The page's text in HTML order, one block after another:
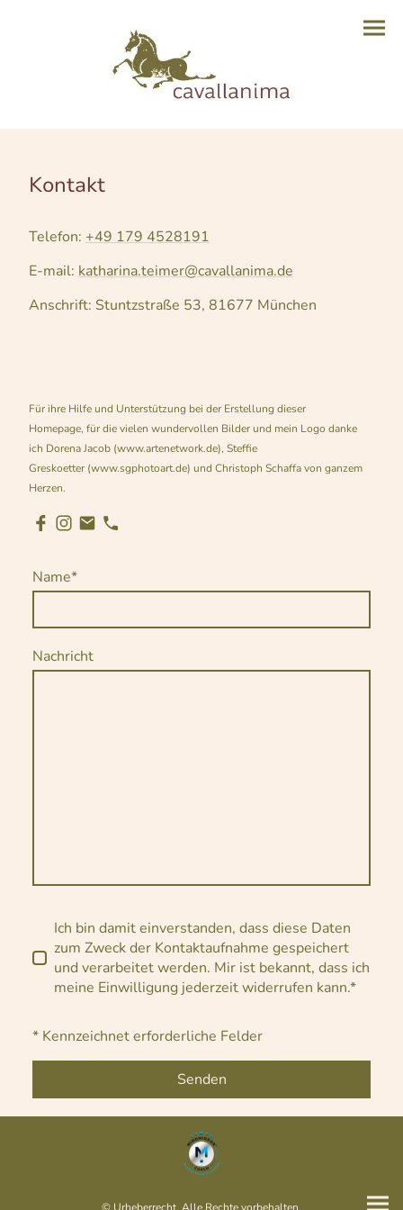
Kontakt
Telefon: +49 179 4528191
E-mail: katharina.teimer@cavallanima.de
Anschrift: Stuntzstraße 53, 81677 München
Für ihre Hilfe und Unterstützung bei der Erstellung dieser
Homepage, für die vielen wundervollen Bilder und mein Logo danke
ich Dorena Jacob (www.artenetwork.de), Steffie
Greskoetter (www.sgphotoart.de) und Christoph Schaffa von ganzem
Herzen.
Name*
Nachricht
Ich bin damit einverstanden, dass diese Daten
zum Zweck der Kontaktaufnahme gespeichert
und verarbeitet werden. Mir ist bekannt, dass ich
meine Einwilligung jederzeit widerrufen kann.*
* Kennzeichnet erforderliche Felder
Senden